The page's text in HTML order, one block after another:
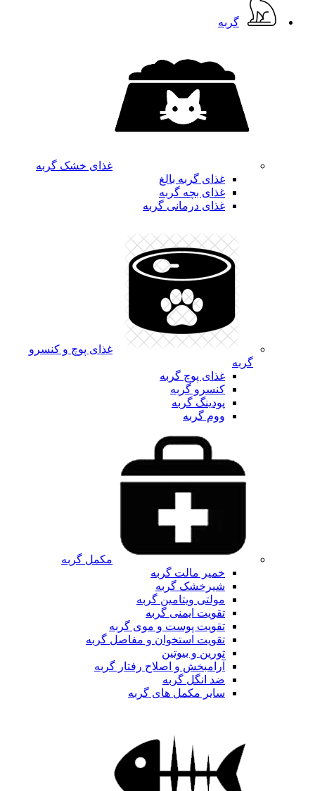
گربه
غذای خشک گربه
غذای گربه بالغ
غذای بچه گربه
غذای درمانی گربه
غذای پوچ و کنسرو
گربه
غذای پوچ گربه
کنسرو گربه
پودینگ گربه
ووم گربه
مکمل گربه
خمیر مالت گربه
شیرخشک گربه
مولتی ویتامین گربه
تقویت ایمنی گربه
تقویت پوست و موی گربه
تقویت استخوان و مفاصل گربه
تورین و بیوتین
آرامبخش و اصلاح رفتار گربه
ضد انگل گربه
سایر مکمل های گربه